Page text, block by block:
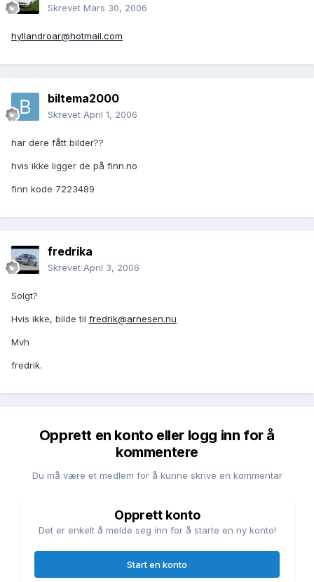
Skrevet Mars 30, 2006
hyllandroar@hotmail.com
biltema2000
Skrevet April 1, 2006
har dere fått bilder??
hvis ikke ligger de på finn.no
finn kode 7223489
fredrika
Skrevet April 3, 2006
Solgt?
Hvis ikke, bilde til fredrik@arnesen.nu
Mvh
fredrik.
Opprett en konto eller logg inn for å
kommentere
Du må være et medlem for å kunne skrive en kommentar
Opprett konto
Det er enkelt å melde seg inn for å starte en ny konto!
Start en konto